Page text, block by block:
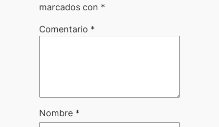
marcados con *
Comentario *
Nombre *